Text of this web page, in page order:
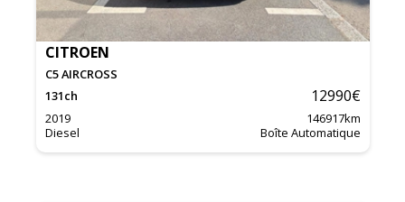
CITROEN
C5 AIRCROSS
131ch 12990€
2019 146917km
Diesel
Boîte Automatique